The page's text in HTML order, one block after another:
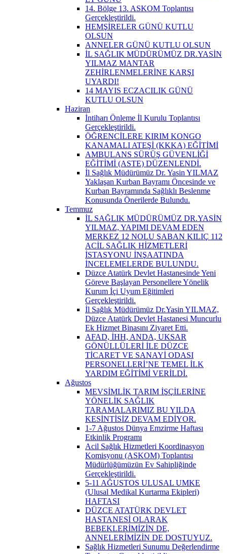
14. Bölge 13. ASKOM Toplantısı
Gerçekleştirildi.
HEMŞİRELER GÜNÜ KUTLU
OLSUN
ANNELER GÜNÜ KUTLU OLSUN
İL SAĞLIK MÜDÜRÜMÜZ DR.YASİN
YILMAZ MANTAR
ZEHİRLENMELERİNE KARŞI
UYARDI!
14 MAYIS ECZACILIK GÜNÜ
KUTLU OLSUN
Haziran
İntiharı Önleme İl Kurulu Toplantısı
Gerçekleştirildi.
ÖĞRENCİLERE KIRIM KONGO
KANAMALI ATEŞİ (KKKA) EĞİTİMİ
AMBULANS SÜRÜŞ GÜVENLİĞİ
EĞİTİMİ (ASTE) DÜZENLENDİ.
İl Sağlık Müdürümüz Dr. Yasin YILMAZ
Yaklaşan Kurban Bayramı Öncesinde ve
Kurban Bayramında Sağlıklı Beslenme
Konusunda Önerilerde Bulundu.
Temmuz
İL SAĞLIK MÜDÜRÜMÜZ DR.YASİN
YILMAZ, YAPIMI DEVAM EDEN
MERKEZ 12 NOLU ŞABAN KILIÇ 112
ACİL SAĞLIK HİZMETLERİ
İSTASYONU İNŞAATINDA
İNCELEMELERDE BULUNDU.
Düzce Atatürk Devlet Hastanesinde Yeni
Göreve Başlayan Personellere Yönelik
Kurum İçi Uyum Eğitimleri
Gerçekleştirildi.
İl Sağlık Müdürümüz Dr.Yasin YILMAZ,
Düzce Atatürk Devlet Hastanesi Muncurlu
Ek Hizmet Binasını Ziyaret Etti.
AFAD, İHH, ANDA, UKSAR
GÖNÜLLÜLERİ İLE DÜZCE
TİCARET VE SANAYİ ODASI
PERSONELLERİ’NE TEMEL İLK
YARDIM EĞİTİMİ VERİLDİ.
Ağustos
MEVSİMLİK TARIM İŞÇİLERİNE
YÖNELİK SAĞLIK
TARAMALARIMIZ BU YILDA
KESİNTİSİZ DEVAM EDİYOR.
1-7 Ağustos Dünya Emzirme Haftası
Etkinlik Programı
Acil Sağlık Hizmetleri Koordinasyon
Komisyonu (ASKOM) Toplantısı
Müdürlüğümüzün Ev Sahipliğinde
Gerçekleştirildi.
5-11 AĞUSTOS ULUSAL UMKE
(Ulusal Medikal Kurtarma Ekipleri)
HAFTASI
DÜZCE ATATÜRK DEVLET
HASTANESİ OLARAK
BEBEKLERİMİZİN DE,
ANNELERİMİZİN DE DOSTUYUZ.
Sağlık Hizmetleri Sunumu Değerlendirme